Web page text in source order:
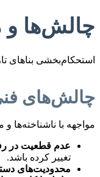
چالش‌ها و
استحکام‌بخشی بناهای
چالش‌های
مواجهه با ناشناخته‌ها
عدم قطعیت در
تغییر کرده باشد.
محدودیت‌های